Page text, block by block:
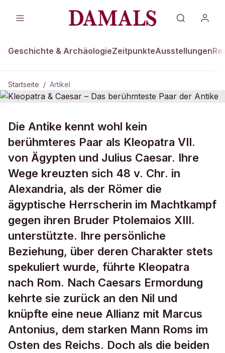
Geschichte & ArchäologieZeitpunkteAusstellungen
Startseite / Artikel
Kleopatra & Caesar – Das
berühmteste Paar der Antike
Die Antike kennt wohl kein
berühmteres Paar als Kleopatra VII.
von Ägypten und Julius Caesar. Ihre
Wege kreuzten sich 48 v. Chr. in
Alexandria, als der Römer die
ägyptische Herrscherin im Machtkampf
gegen ihren Bruder Ptolemaios XIII.
unterstützte. Ihre persönliche
Beziehung, über deren Charakter stets
spekuliert wurde, führte Kleopatra
nach Rom. Nach Caesars Ermordung
kehrte sie zurück an den Nil und
knüpfte eine neue Allianz mit Marcus
Antonius, dem starken Mann Roms im
Osten des Reichs. Doch als die beiden